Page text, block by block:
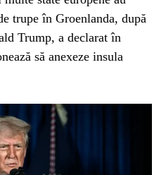
trupe în Groenlanda, după
Trump, a declarat în
să anexeze insula